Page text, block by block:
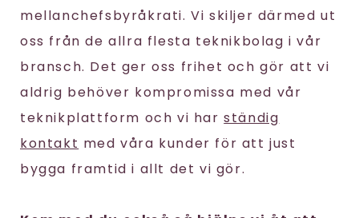
mellanchefsbyråkrati. Vi skiljer därmed ut
oss från de allra flesta teknikbolag i vår
bransch. Det ger oss frihet och gör att vi
aldrig behöver kompromissa med vår
teknikplattform och vi harständig
kontakt med våra kunder för att just
bygga framtid i allt det vi gör.